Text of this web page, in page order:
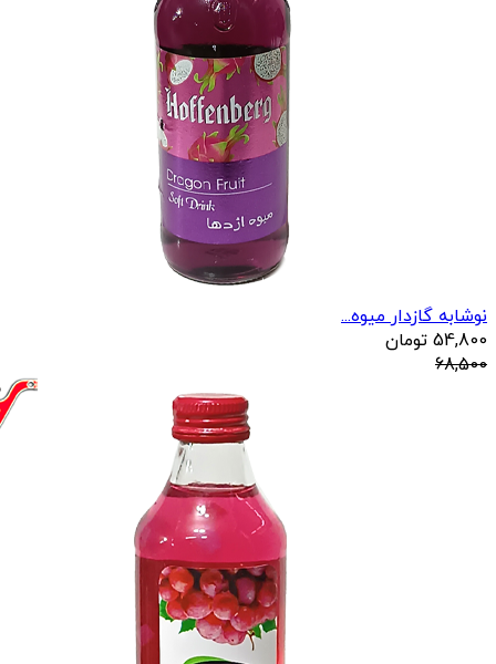
نوشابه گازدار میوه...
54,800 تومان
68,500